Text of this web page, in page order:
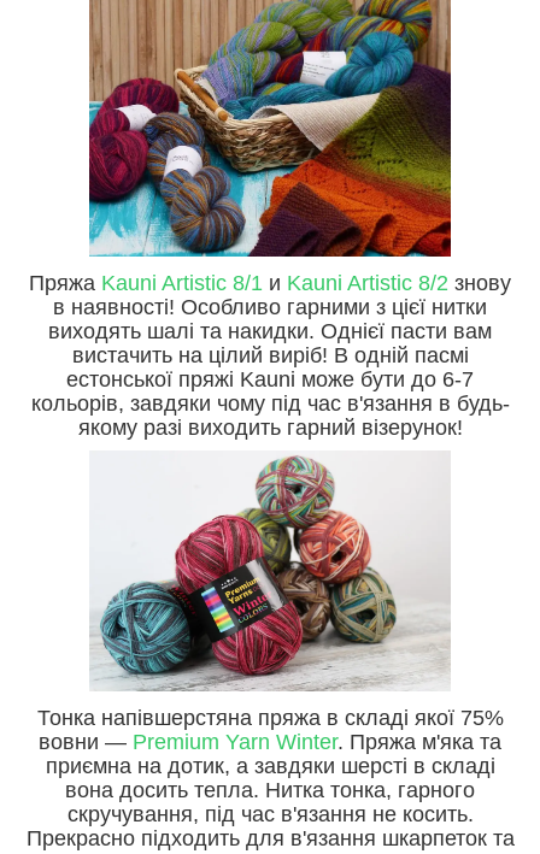
Пряжа Kauni Artistic 8/1 и Kauni Artistic 8/2 знову
в наявності! Особливо гарними з цієї нитки
виходять шалі та накидки. Однієї пасти вам
вистачить на цілий виріб! В одній пасмі
естонської пряжі Kauni може бути до 6-7
кольорів, завдяки чому під час в'язання в будь-
якому разі виходить гарний візерунок!
Тонка напівшерстяна пряжа в складі якої 75%
вовни — Premium Yarn Winter. Пряжа м'яка та
приємна на дотик, а завдяки шерсті в складі
вона досить тепла. Нитка тонка, гарного
скручування, під час в'язання не косить.
Прекрасно підходить для в'язання шкарпеток та